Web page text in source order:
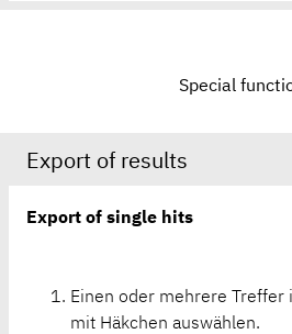
Special
Export of results
Export of single hits
Einen oder mehrere Treffer
mit Häkchen auswählen.